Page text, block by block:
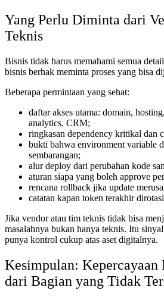
Yang Perlu Diminta dari
Teknis
Bisnis tidak harus memahami semua
bisnis berhak meminta proses yang bisa
Beberapa permintaan yang sehat:
daftar akses utama: domain,
analytics, CRM;
ringkasan dependency kritikal dan
bukti bahwa environment variable
sembarangan;
alur deploy dari perubahan kode
aturan siapa yang boleh approve
rencana rollback jika update
catatan kapan token terakhir
Jika vendor atau tim teknis tidak bisa
masalahnya bukan hanya teknis. Itu
punya kontrol cukup atas aset digitalnya.
Kesimpulan:
dari Bagian yang Tidak